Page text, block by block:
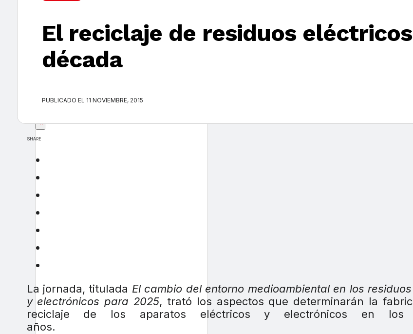
Encuentra tu noticia
×
El reciclaje de residuos
década
PUBLICADO EL 11 NOVIEMBRE, 2015
SHARE
La jornada, titulada El cambio del entorno medioambiental en los
y electrónicos para 2025, trató los aspectos que determinarán la
reciclaje de los aparatos eléctricos y electrónicos en los
años.